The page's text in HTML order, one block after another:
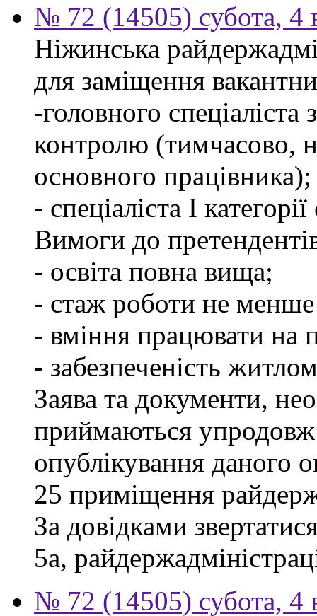
№ 72 (14505) субота, 4
Ніжинська
для заміщення
-головного спеціаліста
контролю (тимчасово,
основного працівника);
- спеціаліста І
Вимоги до
- освіта повна вища;
- стаж роботи не
- вміння працювати на
- забезпеченість
Заява та документи,
приймаються упродовж
опублікування даного
25 приміщення
За довідками
5а,
№ 72 (14505) субота, 4